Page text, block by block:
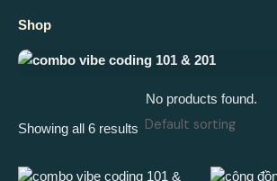
Shop
No products found.
Showing all 6 results